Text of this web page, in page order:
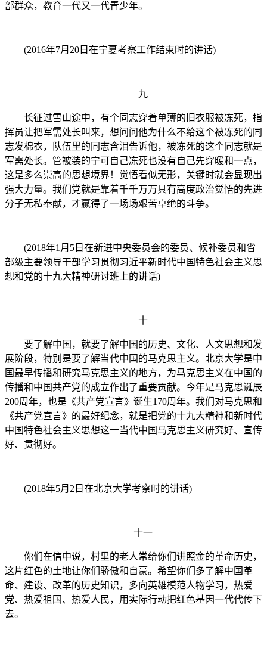
部群众，教育一代又一代青少年。
(2016年7月20日在宁夏考察工作结束时的讲话)
九
长征过雪山途中，有个同志穿着单薄的旧衣服被冻死，指
挥员让把军需处长叫来，想问问他为什么不给这个被冻死的同
志发棉衣，队伍里的同志含泪告诉他，被冻死的这个同志就是
军需处长。管被装的宁可自己冻死也没有自己先穿暖和一点，
这是多么崇高的思想境界！觉悟看似无形，关键时就会显现出
强大力量。我们党就是靠着千千万万具有高度政治觉悟的先进
分子无私奉献，才赢得了一场场艰苦卓绝的斗争。
(2018年1月5日在新进中央委员会的委员、候补委员和省
部级主要领导干部学习贯彻习近平新时代中国特色社会主义思
想和党的十九大精神研讨班上的讲话)
十
要了解中国，就要了解中国的历史、文化、人文思想和发
展阶段，特别是要了解当代中国的马克思主义。北京大学是中
国最早传播和研究马克思主义的地方，为马克思主义在中国的
传播和中国共产党的成立作出了重要贡献。今年是马克思诞辰
200周年，也是《共产党宣言》诞生170周年。我们对马克思和
《共产党宣言》的最好纪念，就是把党的十九大精神和新时代
中国特色社会主义思想这一当代中国马克思主义研究好、宣传
好、贯彻好。
(2018年5月2日在北京大学考察时的讲话)
十一
你们在信中说，村里的老人常给你们讲照金的革命历史，
这片红色的土地让你们骄傲和自豪。希望你们多了解中国革
命、建设、改革的历史知识，多向英雄模范人物学习，热爱
党、热爱祖国、热爱人民，用实际行动把红色基因一代代传下
去。